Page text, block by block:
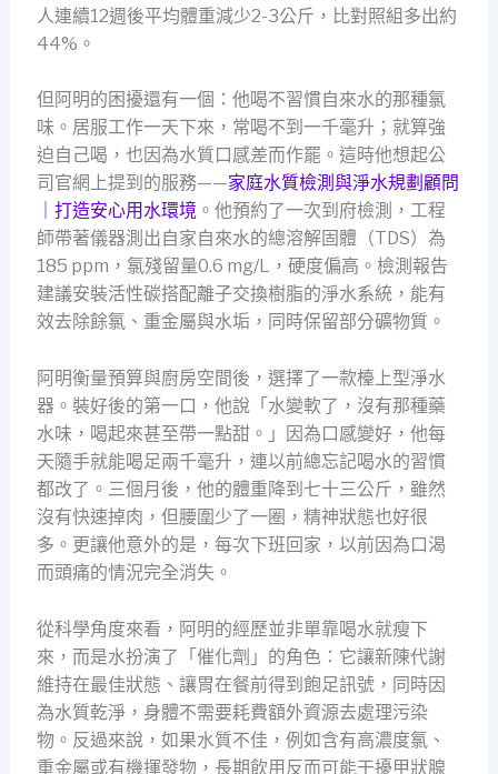
人連續12週後平均體重減少2-3公斤，比對照組多出約
44%。
但阿明的困擾還有一個：他喝不習慣自來水的那種氯
味。居服工作一天下來，常喝不到一千毫升；就算強
迫自己喝，也因為水質口感差而作罷。這時他想起公
司官網上提到的服務——家庭水質檢測與淨水規劃顧問
｜打造安心用水環境。他預約了一次到府檢測，工程
師帶著儀器測出自家自來水的總溶解固體（TDS）為
185 ppm，氯殘留量0.6 mg/L，硬度偏高。檢測報告
建議安裝活性碳搭配離子交換樹脂的淨水系統，能有
效去除餘氯、重金屬與水垢，同時保留部分礦物質。
阿明衡量預算與廚房空間後，選擇了一款檯上型淨水
器。裝好後的第一口，他說「水變軟了，沒有那種藥
水味，喝起來甚至帶一點甜。」因為口感變好，他每
天隨手就能喝足兩千毫升，連以前總忘記喝水的習慣
都改了。三個月後，他的體重降到七十三公斤，雖然
沒有快速掉肉，但腰圍少了一圈，精神狀態也好很
多。更讓他意外的是，每次下班回家，以前因為口渴
而頭痛的情況完全消失。
從科學角度來看，阿明的經歷並非單靠喝水就瘦下
來，而是水扮演了「催化劑」的角色：它讓新陳代謝
維持在最佳狀態、讓胃在餐前得到飽足訊號，同時因
為水質乾淨，身體不需要耗費額外資源去處理污染
物。反過來說，如果水質不佳，例如含有高濃度氯、
重金屬或有機揮發物，長期飲用反而可能干擾甲狀腺